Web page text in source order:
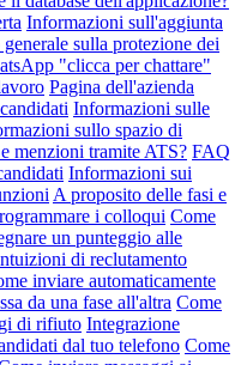
Informazioni sull'aggiunta
sulla protezione dei
"clicca per chattare"
Pagina dell'azienda
Informazioni sulle
sullo spazio di
menzioni tramite ATS? FAQ
Informazioni sui
A proposito delle fasi e
i colloqui Come
un punteggio alle
di reclutamento
inviare automaticamente
da una fase all'altra Come
di rifiuto Integrazione
dal tuo telefono Come